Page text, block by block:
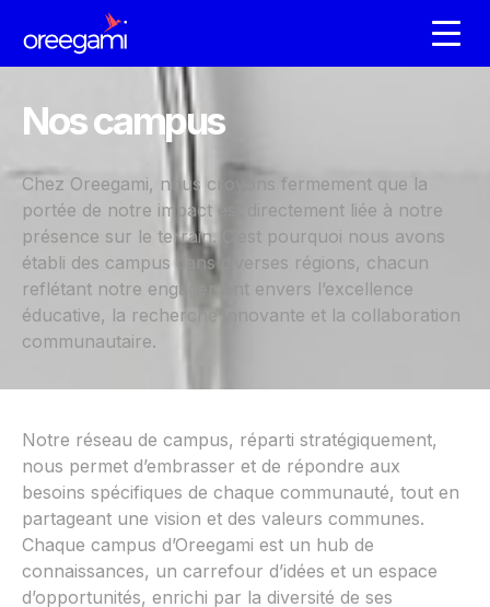
Nos campus
Chez Oreegami, nous croyons fermement que la
portée de notre impact est directement liée à notre
présence sur le terrain. C’est pourquoi nous avons
établi des campus dans diverses régions, chacun
reflétant notre engagement envers l’excellence
éducative, la recherche innovante et la collaboration
communautaire.
Notre réseau de campus, réparti stratégiquement,
nous permet d’embrasser et de répondre aux
besoins spécifiques de chaque communauté, tout en
partageant une vision et des valeurs communes.
Chaque campus d’Oreegami est un hub de
connaissances, un carrefour d’idées et un espace
d’opportunités, enrichi par la diversité de ses